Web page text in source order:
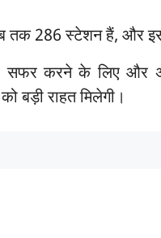
तक 286 स्टेशन हैं, और इस
सफर करने के लिए और
बड़ी राहत मिलेगी।